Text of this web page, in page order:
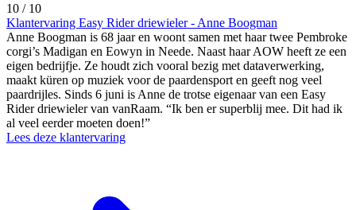
10 / 10
Klantervaring Easy Rider driewieler - Anne Boogman
Anne Boogman is 68 jaar en woont samen met haar twee Pembroke
corgi’s Madigan en Eowyn in Neede. Naast haar AOW heeft ze een
eigen bedrijfje. Ze houdt zich vooral bezig met dataverwerking,
maakt küren op muziek voor de paardensport en geeft nog veel
paardrijles. Sinds 6 juni is Anne de trotse eigenaar van een Easy
Rider driewieler van vanRaam. “Ik ben er superblij mee. Dit had ik
al veel eerder moeten doen!”
Lees deze klantervaring